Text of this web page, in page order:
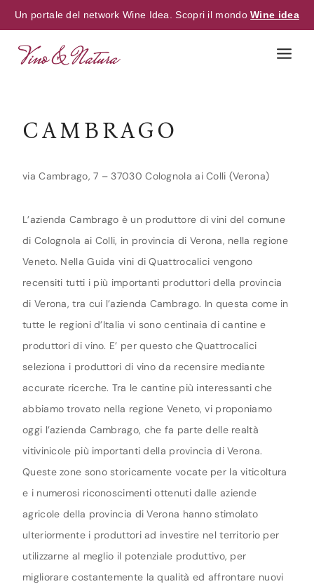
Un portale del network Wine Idea. Scopri il mondoWine idea
CAMBRAGO
via Cambrago, 7 – 37030 Colognola ai Colli (Verona)
L’azienda Cambrago è un produttore di vini del comune
di Colognola ai Colli, in provincia di Verona, nella regione
Veneto. Nella Guida vini di Quattrocalici vengono
recensiti tutti i più importanti produttori della provincia
di Verona, tra cui l’azienda Cambrago. In questa come in
tutte le regioni d’Italia vi sono centinaia di cantine e
produttori di vino. E’ per questo che Quattrocalici
seleziona i produttori di vino da recensire mediante
accurate ricerche. Tra le cantine più interessanti che
abbiamo trovato nella regione Veneto, vi proponiamo
oggi l’azienda Cambrago, che fa parte delle realtà
vitivinicole più importanti della provincia di Verona.
Queste zone sono storicamente vocate per la viticoltura
e i numerosi riconoscimenti ottenuti dalle aziende
agricole della provincia di Verona hanno stimolato
ulteriormente i produttori ad investire nel territorio per
utilizzarne al meglio il potenziale produttivo, per
migliorare costantemente la qualità ed affrontare nuovi